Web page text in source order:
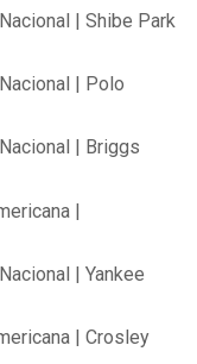
| Shibe Park
| Polo
| Briggs
|
| Yankee
| Crosley